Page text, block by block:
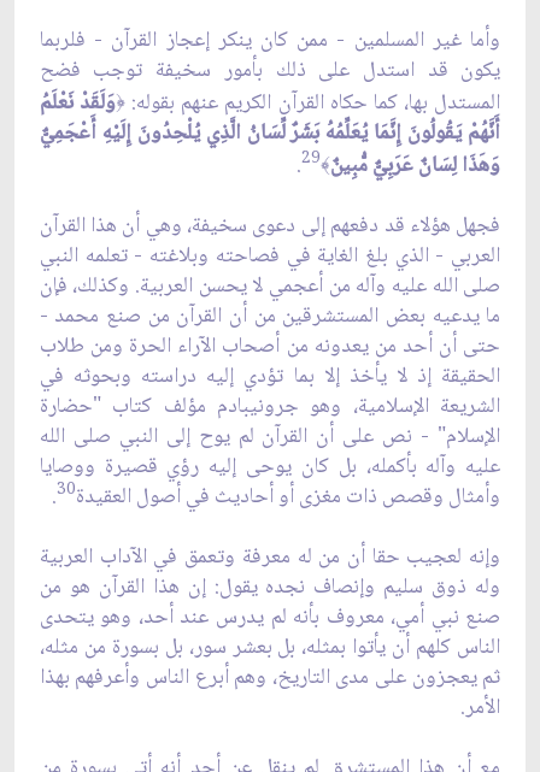
وأما غير المسلمين - ممن كان ينكر إعجاز القرآن - فلربما
يكون قد استدل على ذلك بأمور سخيفة توجب فضح
المستدل بها، كما حكاه القرآن الكريم عنهم بقوله:﴿وَلَقَدْ نَعْلَمُ
أَنَّهُمْ يَقُولُونَ إِنَّمَا يُعَلِّمُهُ بَشَرٌ لِّسَانُ الَّذِي يُلْحِدُونَ إِلَيْهِ أَعْجَمِيٌّ
وَهَذَا لِسَانٌ عَرَبِيٌّ مُّبِينٌ﴾29
.
فجهل هؤلاء قد دفعهم إلى دعوى سخيفة، وهي أن هذا القرآن
العربي - الذي بلغ الغاية في فصاحته وبلاغته - تعلمه النبي
صلى الله عليه وآله من أعجمي لا يحسن العربية. وكذلك، فإن
ما يدعيه بعض المستشرقين من أن القرآن من صنع محمد -
حتى أن أحد من يعدونه من أصحاب الآراء الحرة ومن طلاب
الحقيقة إذ لا يأخذ إلا بما تؤدي إليه دراسته وبحوثه في
الشريعة الإسلامية، وهو جرونيبادم مؤلف كتاب "حضارة
الإسلام" - نص على أن القرآن لم يوح إلى النبي صلى الله
عليه وآله بأكمله، بل كان يوحى إليه رؤي قصيرة ووصايا
وأمثال وقصص ذات مغزى أو أحاديث في أصول العقيدة30
.
وإنه لعجيب حقا أن من له معرفة وتعمق في الآداب العربية
وله ذوق سليم وإنصاف نجده يقول: إن هذا القرآن هو من
صنع نبي أمي، معروف بأنه لم يدرس عند أحد، وهو يتحدى
الناس كلهم أن يأتوا بمثله، بل بعشر سور، بل بسورة من مثله،
ثم يعجزون على مدى التاريخ، وهم أبرع الناس وأعرفهم بهذا
الأمر.